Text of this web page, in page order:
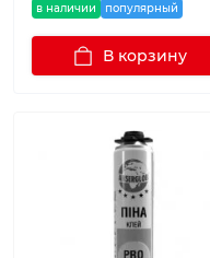
в наличии популярный
В корзину